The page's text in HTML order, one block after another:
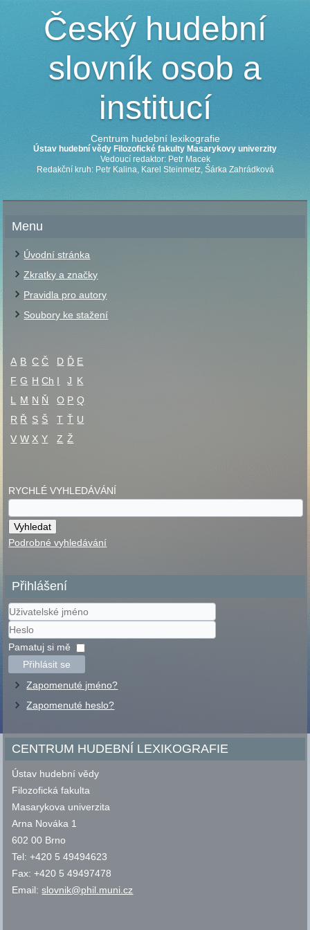
Český hudební
slovník osob a
institucí
Centrum hudební lexikografie
Ústav hudební vědy Filozofické fakulty Masarykovy univerzity
Vedoucí redaktor: Petr Macek
Redakční kruh: Petr Kalina, Karel Steinmetz, Šárka Zahrádková
Menu
Úvodní stránka
Zkratky a značky
Pravidla pro autory
Soubory ke stažení
A B C Č D Ď E
F G H Ch I J K
L
M N Ň O P Q
R Ř S Š T Ť U
V W X Y Z Ž
RYCHLÉ VYHLEDÁVÁNÍ
Podrobné vyhledávání
Přihlášení
Uživatelské
jméno
Heslo
Pamatuj si mě
Přihlásit se
Zapomenuté jméno?
Zapomenuté heslo?
CENTRUM HUDEBNÍ LEXIKOGRAFIE
Ústav hudební vědy
Filozofická fakulta
Masarykova univerzita
Arna Nováka 1
602 00 Brno
Tel: +420 5 49494623
Fax: +420 5 49497478
Email:slovnik@phil.muni.cz